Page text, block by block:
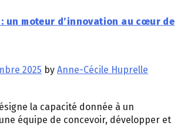
un moteur d’innovation au cœur de
2025 by Anne-Cécile Huprelle
la capacité donnée à un
équipe de concevoir, développer et